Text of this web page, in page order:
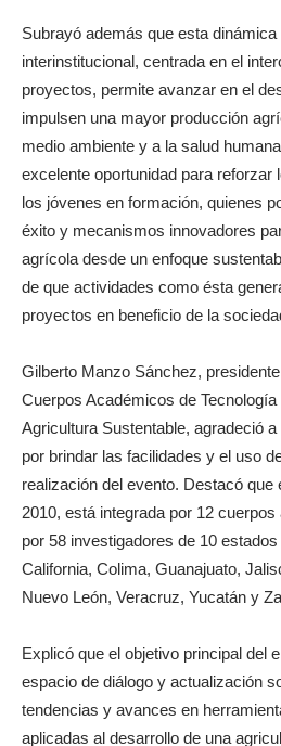
Subrayó además que esta
interinstitucional, centrada en el
proyectos, permite avanzar en el
impulsen una mayor producción
medio ambiente y a la salud
excelente oportunidad para
los jóvenes en formación, quienes
éxito y mecanismos innovadores
agrícola desde un enfoque
de que actividades como ésta
proyectos en beneficio de la
Gilberto Manzo Sánchez,
Cuerpos Académicos de
Agricultura Sustentable, agradeció
por brindar las facilidades y el uso
realización del evento. Destacó que
2010, está integrada por 12
por 58 investigadores de 10
California, Colima, Guanajuato,
Nuevo León, Veracruz, Yucatán y
Explicó que el objetivo principal del
espacio de diálogo y actualización
tendencias y avances en
aplicadas al desarrollo de una